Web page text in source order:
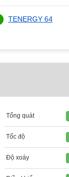
TENERGY 64
Tổng quát
Tốc độ
Độ xoáy